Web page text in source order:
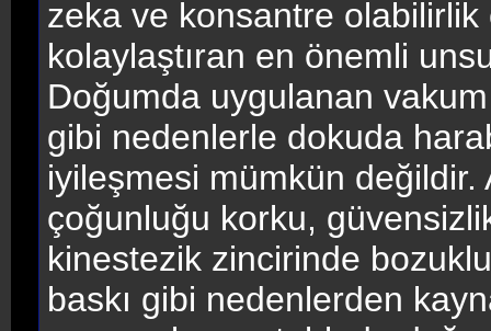
zeka ve konsantre
kolaylaştıran en önemli
Doğumda uygulanan
gibi nedenlerle dokuda
iyileşmesi mümkün
çoğunluğu korku,
kinestezik zincirinde
baskı gibi nedenlerden